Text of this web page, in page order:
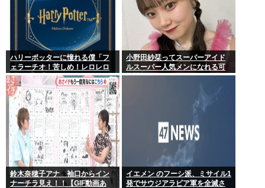
ハリーポッターに憧れる僕「フ
ェラーチオ！苦しめ！レロレロ
レロ」敵「うっ 」
小野田紗栞ってスーパーアイド
ルスーパー人気メンになれる可
能性あったよな？
鈴木奈穂子アナ 袖口からイン
ナーチラ見え！！【GIF動画あ
イエメン のフーシ派、ミサイル1
発でサウジアラビア軍を全滅さ